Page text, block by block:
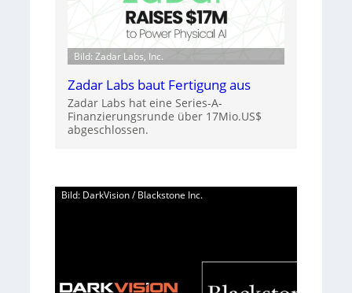
Bild: Zadar Labs, Inc.
Zadar Labs baut Fertigung aus
Zadar Labs hat eine Series-A-
Finanzierungsrunde über 17Mio.US$
abgeschlossen.
Bild: DarkVision / Blackstone Inc.